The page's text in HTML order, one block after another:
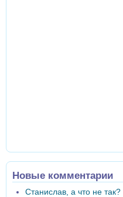
Новые комментарии
Станислав, а что не так?